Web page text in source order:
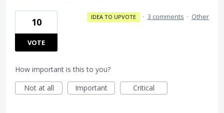
10
VOTE
IDEA TO UPVOTE · 3 comments · Other
How important is this to you?
Not at all
Important Critical